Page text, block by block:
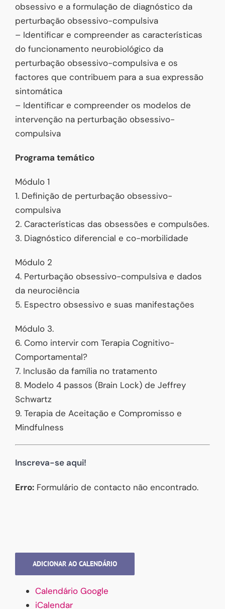
obsessivo e a formulação de diagnóstico da
perturbação obsessivo-compulsiva
– Identificar e compreender as características
do funcionamento neurobiológico da
perturbação obsessivo-compulsiva e os
factores que contribuem para a sua expressão
sintomática
– Identificar e compreender os modelos de
intervenção na perturbação obsessivo-
compulsiva
Programa temático
Módulo 1
1. Definição de perturbação obsessivo-
compulsiva
2. Características das obsessões e compulsões.
3. Diagnóstico diferencial e co-morbilidade
Módulo 2
4. Perturbação obsessivo-compulsiva e dados
da neurociência
5. Espectro obsessivo e suas manifestações
Módulo 3.
6. Como intervir com Terapia Cognitivo-
Comportamental?
7. Inclusão da família no tratamento
8. Modelo 4 passos (Brain Lock) de Jeffrey
Schwartz
9. Terapia de Aceitação e Compromisso e
Mindfulness
Inscreva-se aqui!
Erro: Formulário de contacto não encontrado.
ADICIONAR AO CALENDÁRIO
Calendário Google
iCalendar